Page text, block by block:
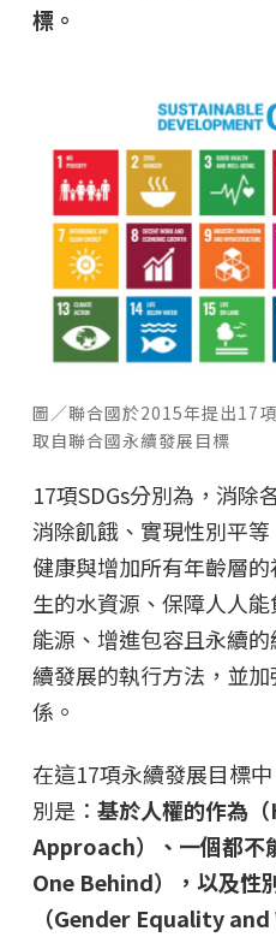
標。
圖／聯合國於2015年提出17
取自聯合國永續發展目標
17項SDGs分別為，消除
消除飢餓、實現性別平
健康與增加所有年齡層
生的水資源、保障人人
能源、增進包容且永續
續發展的執行方法，並
係。
在這17項永續發展目標
別是： 基於人權的作為
Approach）、一個都不
One Behind），以及性
（Gender Equality